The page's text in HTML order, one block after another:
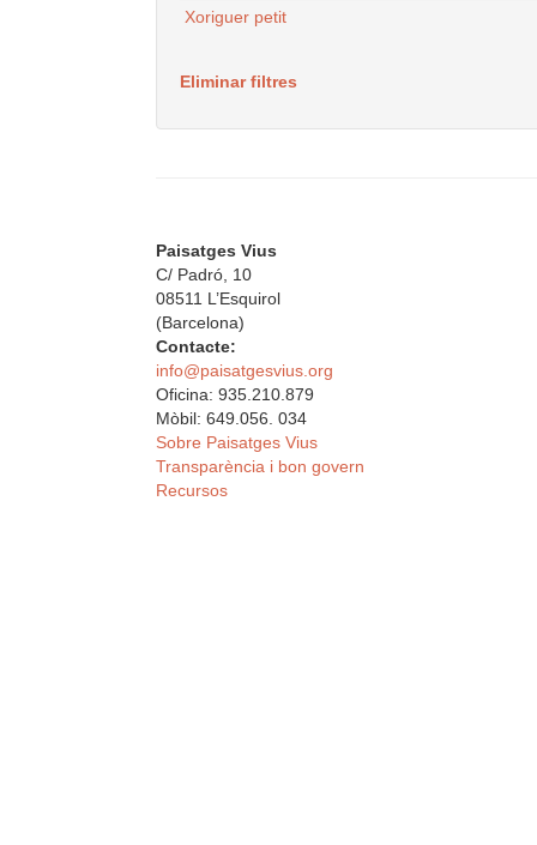
Xoriguer petit
Eliminar filtres
Paisatges Vius
C/ Padró, 10
08511 L’Esquirol
(Barcelona)
Contacte:
info@paisatgesvius.org
Oficina: 935.210.879
Mòbil: 649.056. 034
Sobre Paisatges Vius
Transparència i bon govern
Recursos